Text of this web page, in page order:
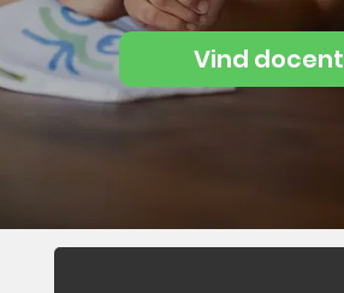
Vind docent